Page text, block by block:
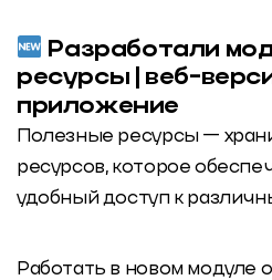
Разработали
ресурсы | веб-
приложение
Полезные ресурсы —
ресурсов, которое
удобный доступ к
Работать в новом модуле